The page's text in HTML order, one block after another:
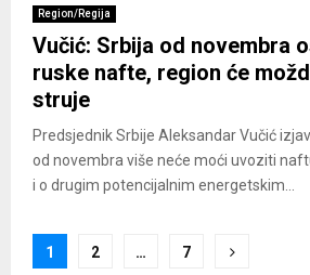
Region/Regija
Vučić: Srbija od novembra
ruske nafte, region će
struje
Predsjednik Srbije Aleksandar Vučić
od novembra više neće moći uvoziti
i o drugim potencijalnim energetskim...
Posts
1 2 … 7